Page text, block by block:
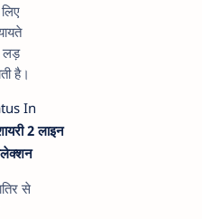
लड़
है।
In
2 लाइन
से